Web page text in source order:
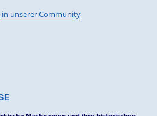
in unserer Community